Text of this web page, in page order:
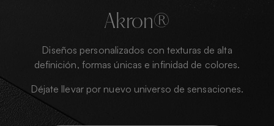
Akron®
Diseños personalizados con texturas de alta
definición, formas únicas e infinidad de colores.
Déjate llevar por nuevo universo de sensaciones.